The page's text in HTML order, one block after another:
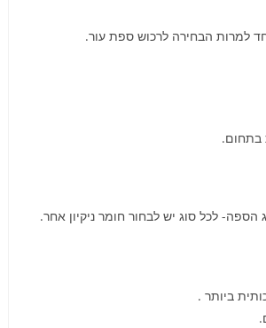
למרות הבחירה לרכוש ספת עור.
בתחום.
הספה- לכל סוג יש לבחור חומר ניקיון אחר.
ביותר .